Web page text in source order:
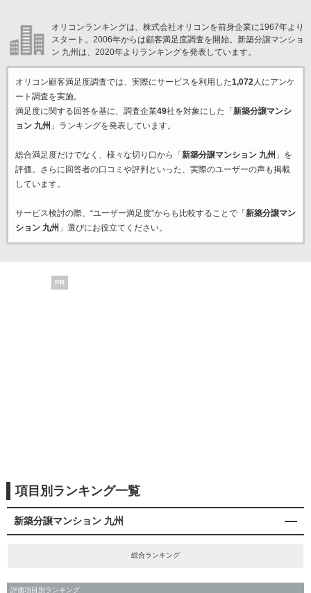
オリコンランキングは、株式会社オリコンを前身企業に1967年より
スタート。2006年からは顧客満足度調査を開始。新築分譲マンショ
ン 九州は、2020年よりランキングを発表しています。
オリコン顧客満足度調査では、実際にサービスを利用した1,072人にアンケ
ート調査を実施。
満足度に関する回答を基に、調査企業49社を対象にした「 新築分譲マンシ
ョン 九州 」ランキングを発表しています。
総合満足度だけでなく、様々な切り口から「 新築分譲マンション 九州 」を
評価。さらに回答者の口コミや評判といった、実際のユーザーの声も掲載
しています。
サービス検討の際、“ユーザー満足度”からも比較することで「 新築分譲マン
ション 九州 」選びにお役立てください。
PR
項目別ランキング一覧
新築分譲マンション 九州
総合ランキング
評価項目別ランキング